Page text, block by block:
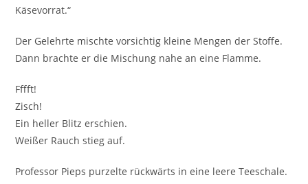
Käsevorrat.“
Der Gelehrte mischte vorsichtig kleine Mengen der Stoffe.
Dann brachte er die Mischung nahe an eine Flamme.
Fffft!
Zisch!
Ein heller Blitz erschien.
Weißer Rauch stieg auf.
Professor Pieps purzelte rückwärts in eine leere Teeschale.